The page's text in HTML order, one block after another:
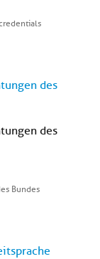
des
des
Bundes